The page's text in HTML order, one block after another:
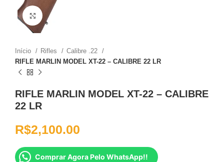
Clique para ampliar
Início Rifles
Calibre .22
RIFLE MARLIN MODEL XT-22 – CALIBRE 22 LR
RIFLE MARLIN MODEL XT-22 – CALIBRE
22 LR
R$2,100.00
Comprar Agora Pelo WhatsApp!!